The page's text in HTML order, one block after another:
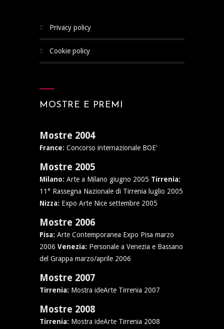
privacy policy
cookie policy
MOSTRE E PREMI
Mostre 2004
France: Concorso internazionale BOE’
Mostre 2005
Milano: Arte a Milano giugno 2005 Tirrenia:
11° Rassegna Nazionale di Tirrenia luglio 2005
Nizza: Expo Arte Nice settembre 2005
Mostre 2006
Pisa: Arte Contemporanea Expo Pisa marzo
2006 Venezia: Personale a Venezia e Bassano
del Grappa marzo/aprile 2006
Mostre 2007
Tirrenia: Mostra ideArte Tirrenia 2007
Mostre 2008
Tirrenia: Mostra ideArte Tirrenia 2008